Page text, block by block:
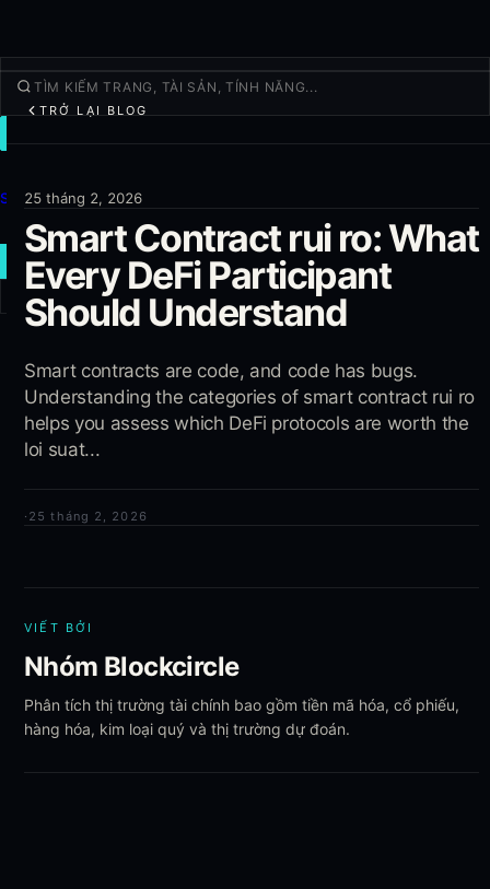
Sản phẩm
Thêm
GIAO DỊCH MỚI
Đăng nhập
TRỞ LẠI BLOG
25 tháng 2, 2026
Smart Contract rui ro: What
Every DeFi Participant
Should Understand
Smart contracts are code, and code has bugs.
Understanding the categories of smart contract rui ro
helps you assess which DeFi protocols are worth the
loi suat...
· 25 tháng 2, 2026
VIẾT BỞI
Nhóm Blockcircle
Phân tích thị trường tài chính bao gồm tiền mã hóa, cổ phiếu,
hàng hóa, kim loại quý và thị trường dự đoán.